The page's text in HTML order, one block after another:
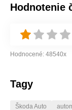
Hodnotenie
Hodnocené: 48540x
Tagy
Škoda Auto